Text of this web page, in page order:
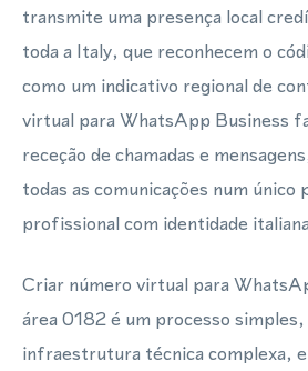
transmite uma presença local
toda a Italy, que reconhecem o
como um indicativo regional de
virtual para WhatsApp Business
receção de chamadas e
todas as comunicações num
profissional com identidade
Criar número virtual para
área 0182 é um processo simples,
infraestrutura técnica complexa,